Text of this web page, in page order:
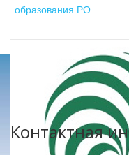
образования РО
Контактная